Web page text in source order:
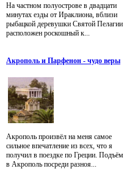
На частном полуострове в двадцати
минутах езды от Ираклиона, вблизи
рыбацкой деревушки Святой Пелагии
расположен роскошный к...
Акрополь и Парфенон - чудо веры
Акрополь произвёл на меня самое
сильное впечатление из всех, что я
получил в поездке по Греции. Подъём
в Акрополь посреди разноя...